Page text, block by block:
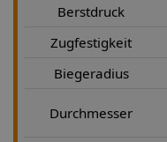
Berstdruck
Zugfestigkeit
Biegeradius
Durchmesser